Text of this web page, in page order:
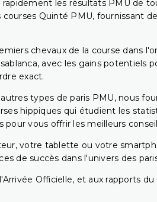
les résultats PMU de
Quinté PMU, fournissant
chevaux de la course dans
avec les gains potentiels
exact.
types de paris PMU, nous
hippiques qui étudient les
vous offrir les meilleurs
votre tablette ou votre
de succès dans l'univers des
Officielle, et aux rapports du